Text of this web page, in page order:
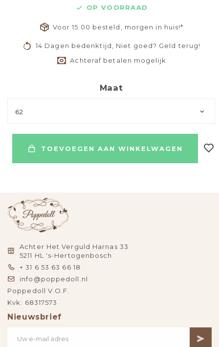
OP VOORRAAD
Voor 15:00 besteld, morgen in huis!*
14 Dagen bedenktijd, Niet goed? Geld terug!
Achteraf betalen mogelijk
Maat
62
TOEVOEGEN AAN WINKELWAGEN
Achter Het Verguld Harnas 33
5211 HL 's-Hertogenbosch
+ 31 6 53 63 66 18
info@poppedoll.nl
Poppedoll V.O.F.
Kvk: 68317573
Nieuwsbrief